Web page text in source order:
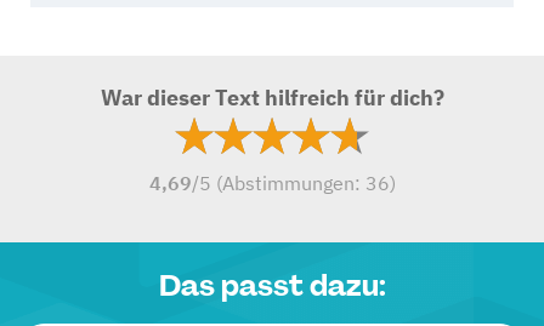
War dieser Text hilfreich für dich?
4,69/5 (Abstimmungen: 36)
Das passt dazu: